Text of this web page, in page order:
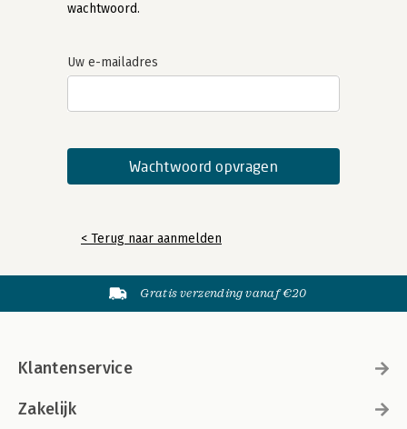
wachtwoord.
Uw e-mailadres
< Terug naar aanmelden
Gratis verzending vanaf €20
Klantenservice
Zakelijk